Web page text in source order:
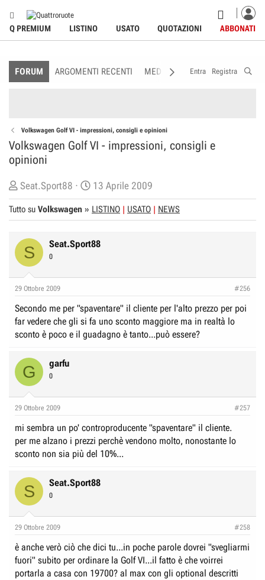
Q PREMIUM LISTINO USATO QUOTAZIONI ABBONATI
FORUM ARGOMENTI RECENTI MEDIA MEMBRI
Entra Registra
Volkswagen Golf VI - impressioni, consigli e opinioni
Volkswagen Golf VI - impressioni, consigli e
opinioni
C
r
e
t
e
i
s
c
u
s
s
i
o
n
e
Seat.Sport88
D
a
t
d
z
i
o
13 Aprile 2009
Tutto su Volkswagen » LISTINO USATO NEWS
S Seat.Sport88
0
29 Ottobre 2009 #256
Secondo me per "spaventare" il cliente per l'alto prezzo per poi
far vedere che gli si fa uno sconto maggiore ma in realtà lo
sconto è poco e il guadagno è tanto...può essere?
G garfu
0
29 Ottobre 2009 #257
mi sembra un po' controproducente "spaventare" il cliente.
per me alzano i prezzi perchè vendono molto, nonostante lo
sconto non sia più del 10%...
S Seat.Sport88
0
29 Ottobre 2009 #258
è anche verò ciò che dici tu...in poche parole dovrei "svegliarmi
fuori" subito per ordinare la Golf VI...il fatto è che voirrei
portarla a casa con 19700? al max con gli optional descritti